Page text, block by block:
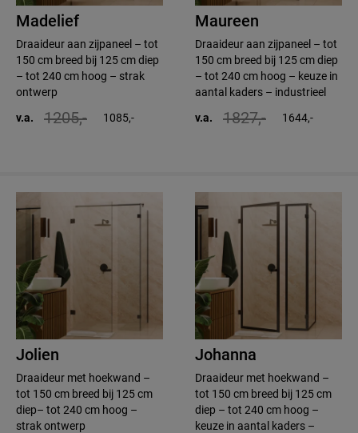
Madelief
Draaideur aan zijpaneel – tot
150 cm breed bij 125 cm diep
– tot 240 cm hoog – strak
ontwerp
v.a.
1205,- 1085,-
Maureen
Draaideur aan zijpaneel – tot
150 cm breed bij 125 cm diep
– tot 240 cm hoog – keuze in
aantal kaders – industrieel
v.a.
1827,- 1644,-
Jolien
Draaideur met hoekwand –
tot 150 cm breed bij 125 cm
diep– tot 240 cm hoog –
strak ontwerp
Johanna
Draaideur met hoekwand –
tot 150 cm breed bij 125 cm
diep – tot 240 cm hoog –
keuze in aantal kaders –